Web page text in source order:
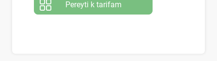
Pereyti k tarifam